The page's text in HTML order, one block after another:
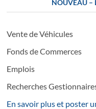
NOUVEAU –
Vente de Véhicules
Fonds de Commerces
Emplois
Recherches
En savoir plus et poster